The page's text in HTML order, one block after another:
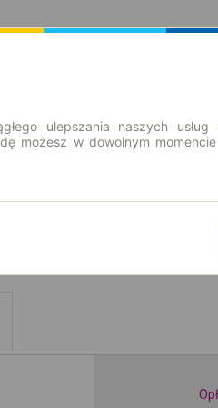
ulepszania naszych usług
możesz w dowolnym